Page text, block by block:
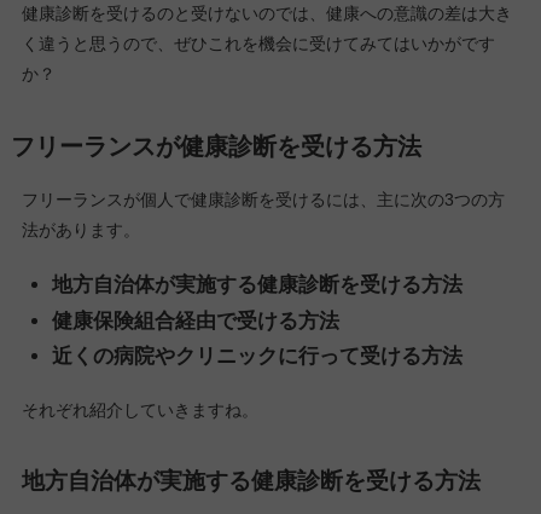
健康診断を受けるのと受けないのでは、健康への意識の差は大き
く違うと思うので、ぜひこれを機会に受けてみてはいかがです
か？
フリーランスが健康診断を受ける方法
フリーランスが個人で健康診断を受けるには、主に次の3つの方
法があります。
地方自治体が実施する健康診断を受ける方法
健康保険組合経由で受ける方法
近くの病院やクリニックに行って受ける方法
それぞれ紹介していきますね。
地方自治体が実施する健康診断を受ける方法